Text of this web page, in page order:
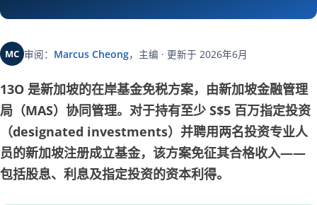
MC 审阅： Marcus Cheong，主编 · 更新于 2026年6月
13O 是新加坡的在岸基金免税方案，由新加坡金融管理
局（MAS）协同管理。对于持有至少 S$5 百万指定投资
（designated investments）并聘用两名投资专业人
员的新加坡注册成立基金，该方案免征其合格收入——
包括股息、利息及指定投资的资本利得。